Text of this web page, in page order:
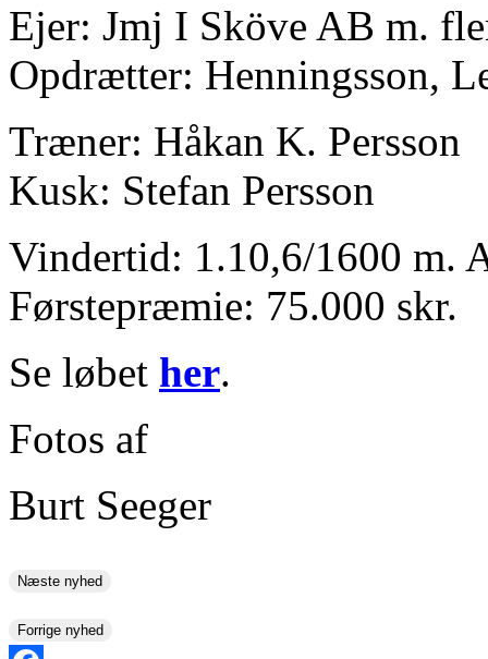
Ejer: Jmj I Sköve AB m.
Opdrætter: Henningsson,
Træner: Håkan K. Persson
Kusk: Stefan Persson
Vindertid: 1.10,6/1600 m.
Førstepræmie: 75.000 skr.
Se løbet her.
Fotos af
Burt Seeger
Næste nyhed
Forrige nyhed